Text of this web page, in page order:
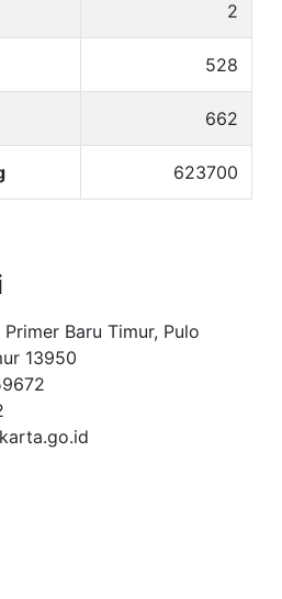
2
528
662
623700
Baru Timur, Pulo
13950